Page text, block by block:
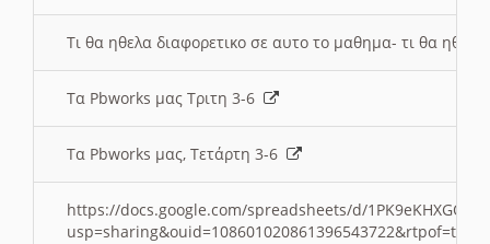
Τι θα ηθελα διαφορετικο σε αυτο το μαθημα- τι θα
Τα Pbworks μας Τριτη 3-6
Τα Pbworks μας, Τετάρτη 3-6
https://docs.google.com/spreadsheets/d/